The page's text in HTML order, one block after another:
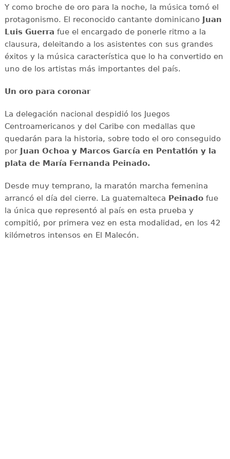
Y como broche de oro para la noche, la música tomó el
protagonismo. El reconocido cantante dominicano
Juan
Luis Guerra fue el encargado de ponerle ritmo a la
clausura, deleitando a los asistentes con sus grandes
éxitos y la música característica que lo ha convertido en
uno de los artistas más importantes del país.
Un oro para coronar
La delegación nacional despidió los Juegos
Centroamericanos y del Caribe con medallas que
quedarán para la historia, sobre todo el oro conseguido
por
Juan Ochoa y Marcos García en Pentatlón y la
plata de María Fernanda Peinado.
Desde muy temprano, la maratón marcha femenina
arrancó el día del cierre. La guatemalteca Peinadofue
la única que representó al país en esta prueba y
compitió, por primera vez en esta modalidad, en los 42
kilómetros intensos en El Malecón.